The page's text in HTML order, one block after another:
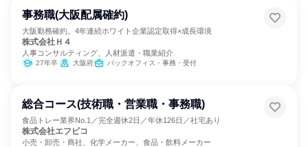
事務職(大阪配属確約)
大阪勤務確約。4年連続ホワイト企業認定取得×成長環境
株式会社Ｈ４
人事コンサルティング、人材派遣・職業紹介
27年卒 大阪府 バックオフィス・事務・受付
総合コース(技術職・営業職・事務職)
食品トレー業界No.1／完全週休2日／年休126日／社宅あり
株式会社エフピコ
小売・卸売・商社、化学メーカー、食品・飲料メーカー